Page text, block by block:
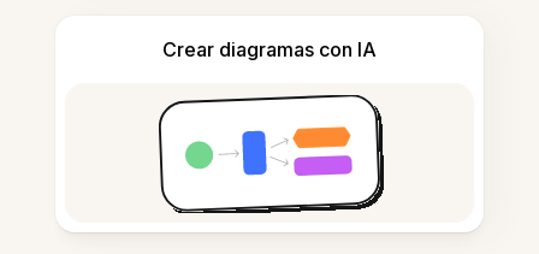
Crear diagramas con IA